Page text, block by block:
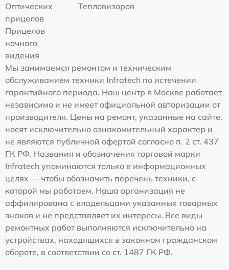
Оптических
прицелов
Тепловизоров
Прицелов
ночного
видения
Мы занимаемся ремонтом и техническим
обслуживанием техники Infratech по истечении
гарантийного периода. Наш центр в Москве работает
независимо и не имеет официальной авторизации от
производителя. Цены на ремонт, указанные на сайте,
носят исключительно ознакомительный характер и
не являются публичной офертой согласно п. 2 ст. 437
ГК РФ. Названия и обозначения торговой марки
Infratech упоминаются только в информационных
целях — чтобы обозначить перечень техники, с
которой мы работаем. Наша организация не
аффилирована с владельцами указанных товарных
знаков и не представляет их интересы. Все виды
ремонтных работ выполняются исключительно на
устройствах, находящихся в законном гражданском
обороте, в соответствии со ст. 1487 ГК РФ.